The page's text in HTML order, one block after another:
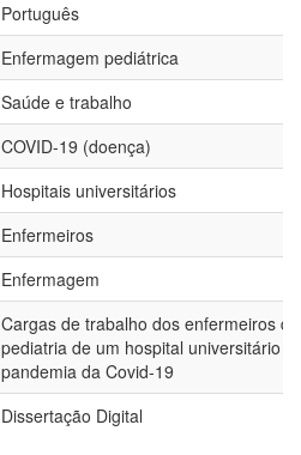
Português
Enfermagem pediátrica
Saúde e trabalho
COVID-19 (doença)
Hospitais universitários
Enfermeiros
Enfermagem
Cargas de trabalho dos enfermeiros da
pediatria de um hospital universitário
pandemia da Covid-19
Dissertação Digital